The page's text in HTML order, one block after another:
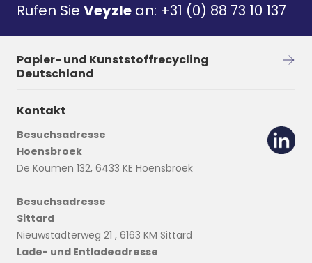
Rufen Sie Veyzle an: +31 (0) 88 73 10 137
Papier- und Kunststoffrecycling
Deutschland
Kontakt
Besuchsadresse
Hoensbroek
De Koumen 132, 6433 KE Hoensbroek
Besuchsadresse
Sittard
Nieuwstadterweg 21 , 6163 KM Sittard
Lade- und Entladeadresse